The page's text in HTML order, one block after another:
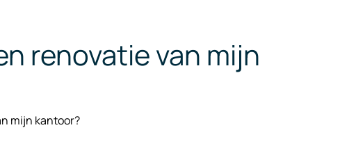
renovatie van mijn
mijn kantoor?